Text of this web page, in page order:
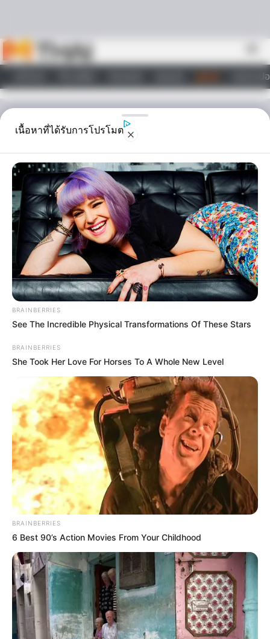
วอลเปเ
ไลฟ์สไตล์
ดูดวง
คำทำนาย คุณเป็นใคร ทำไร
มา เมื่อชาติก่อน?
หลายคนที่อยากรู้ว่าชาติที่แล้ว คุณเกิดเป็นใครแล้วเคยทำอะไรมาเมื่อชาติ
ก่อน ลองมาดู คำทำนาย ต่อไปนี้ครับ ซึ่งอาจจะไขข้อข้องใจที่คุณเคย
สงสัยได้
Home/ ดูดวง / คำทำนาย คุณเป็นใคร ทำไรมา เมื่อชาติก่อน?
แบ่งปัน
ทํานายชาติที่แล้ว หลายคนที่อยากรู้กันว่าชาติที่แล้ว คุณ
เกิดเป็นใคร แล้วเคยทำอะไรมาเมื่อชาติก่อน ลองมาดู
ข้อมูลต่อไปนี้ครับ ซึ่งHoroscope.Mthai.com มาฝาก
กัน สำหรับ คำทำนาย คุณเป็นใคร ทำไรมา เมื่อชาติก่อน?
โดยอาจจะจะไขข้อข้องใจที่คุณเคยสงสัยมาก็เป็นได้
วิธีดู คำทำนาย ก็ง่ายๆเลยครับ ลองดูที่ภาพนี้กันเลย
ทํานายชาติที่แล้ว
วิธีเการล่น
เนื้อหาที่ได้รับการโปรโมต
BRAINBERRIES
See The Incredible Physical Transformations Of These Stars
BRAINBERRIES
She Took Her Love For Horses To A Whole New Level
BRAINBERRIES
6 Best 90’s Action Movies From Your Childhood